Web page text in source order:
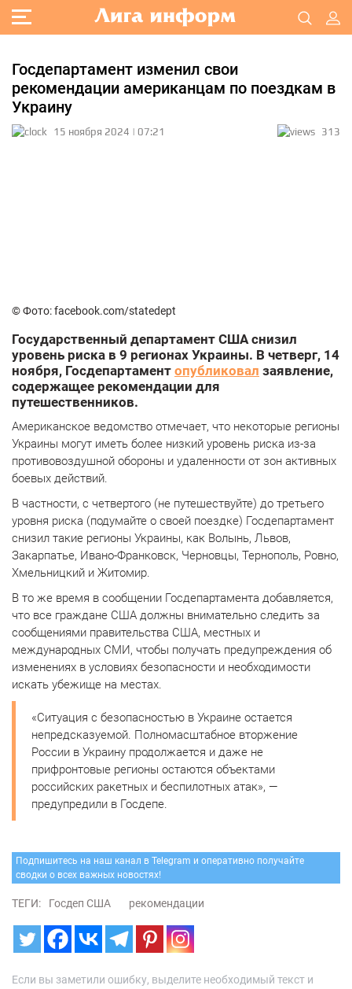
Госдепартамент изменил свои
рекомендации американцам по поездкам в
Украину
15 ноября 2024 | 07:21 313
© Фото: facebook.com/statedept
Государственный департамент США снизил
уровень риска в 9 регионах Украины. В четверг, 14
ноября, Госдепартамент опубликовал заявление,
содержащее рекомендации для
путешественников.
Американское ведомство отмечает, что некоторые регионы
Украины могут иметь более низкий уровень риска из-за
противовоздушной обороны и удаленности от зон активных
боевых действий.
В частности, с четвертого (не путешествуйте) до третьего
уровня риска (подумайте о своей поездке) Госдепартамент
снизил такие регионы Украины, как Волынь, Львов,
Закарпатье, Ивано-Франковск, Черновцы, Тернополь, Ровно,
Хмельницкий и Житомир.
В то же время в сообщении Госдепартамента добавляется,
что все граждане США должны внимательно следить за
сообщениями правительства США, местных и
международных СМИ, чтобы получать предупреждения об
изменениях в условиях безопасности и необходимости
искать убежище на местах.
«Ситуация с безопасностью в Украине остается
непредсказуемой. Полномасштабное вторжение
России в Украину продолжается и даже не
прифронтовые регионы остаются объектами
российских ракетных и беспилотных атак», —
предупредили в Госдепе.
Подпишитесь на наш канал в Telegram и оперативно получайте
сводки о всех важных новостях!
ТЕГИ: Госдеп США рекомендации
Если вы заметили ошибку, выделите необходимый текст и